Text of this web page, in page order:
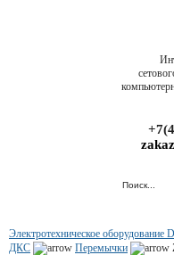
Электротехническое
ДКС
Перемычки